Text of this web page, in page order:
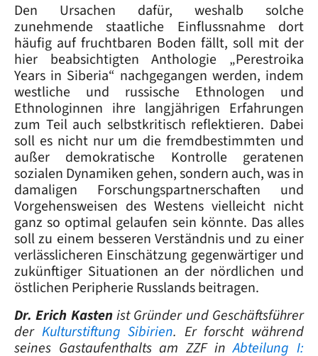
Den Ursachen dafür, weshalb solche
zunehmende staatliche Einflussnahme dort
häufig auf fruchtbaren Boden fällt, soll mit der
hier beabsichtigten Anthologie „Perestroika
Years in Siberia“ nachgegangen werden, indem
westliche und russische Ethnologen und
Ethnologinnen ihre langjährigen Erfahrungen
zum Teil auch selbstkritisch reflektieren. Dabei
soll es nicht nur um die fremdbestimmten und
außer demokratische Kontrolle geratenen
sozialen Dynamiken gehen, sondern auch, was in
damaligen Forschungspartnerschaften und
Vorgehensweisen des Westens vielleicht nicht
ganz so optimal gelaufen sein könnte. Das alles
soll zu einem besseren Verständnis und zu einer
verlässlicheren Einschätzung gegenwärtiger und
zukünftiger Situationen an der nördlichen und
östlichen Peripherie Russlands beitragen.
Dr. Erich Kastenist Gründer und Geschäftsführer
der Kulturstiftung Sibirien. Er forscht während
seines Gastaufenthalts am ZZF inAbteilung I: